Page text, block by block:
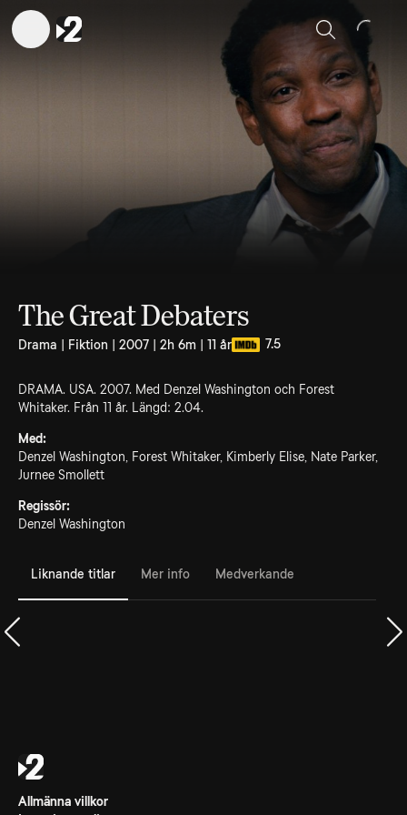
Sök
The Great Debaters
Drama | Fiktion | 2007 | 2h 6m | 11 år 7.5
DRAMA. USA. 2007. Med Denzel Washington och Forest
Whitaker. Från 11 år. Längd: 2.04.
Med:
Denzel Washington, Forest Whitaker, Kimberly Elise, Nate Parker,
Jurnee Smollett
Regissör:
Denzel Washington
Liknande titlar Mer info Medverkande
Allmänna villkor